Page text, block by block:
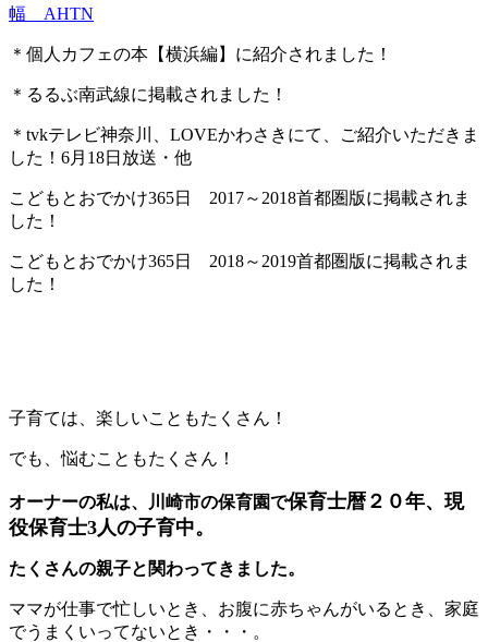
幅 AHTN
＊個人カフェの本【横浜編】に紹介されました！
＊るるぶ南武線に掲載されました！
＊tvkテレビ神奈川、LOVEかわさきにて、ご紹介いただきま
した！6月18日放送・他
こどもとおでかけ365日 2017～2018首都圏版に掲載されま
した！
こどもとおでかけ365日 2018～2019首都圏版に掲載されま
した！
子育ては、楽しいこともたくさん！
でも、悩むこともたくさん！
オーナーの私は、川崎市の保育園で保育士暦２０年、現
役保育士3人の子育中。
たくさんの親子と関わってきました。
ママが仕事で忙しいとき、お腹に赤ちゃんがいるとき、家庭
でうまくいってないとき・・・。